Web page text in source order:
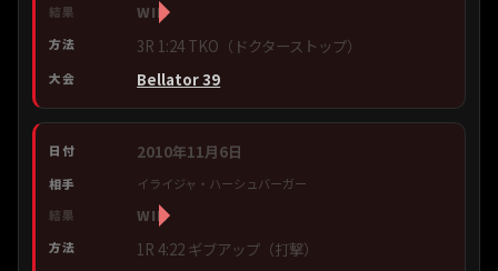
WIN
3R 1:24 TKO（ドクターストップ）
Bellator 39
2010年11月6日
イライジャ・ハーシュバーガー
WIN
1R 4:22 ギブアップ（打撃）